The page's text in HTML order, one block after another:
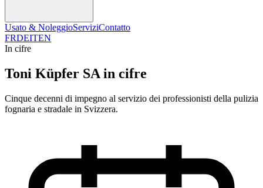
Usato & NoleggioServiziContatto
FRDEITEN
In cifre
Toni Küpfer SA in cifre
Cinque decenni di impegno al servizio dei professionisti della pulizia
fognaria e stradale in Svizzera.